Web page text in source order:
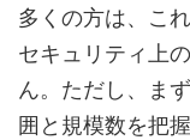
多くの方は、こ
セキュリティ上
ん。ただし、ま
囲と規模数を把